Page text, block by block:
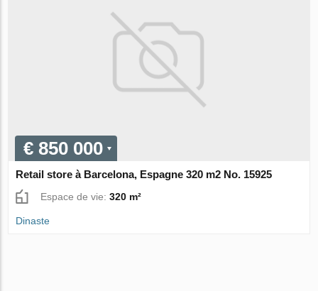
€ 850 000
Retail store à Barcelona, Espagne 320 m2 No. 15925
Espace de vie:320 m²
Dinaste